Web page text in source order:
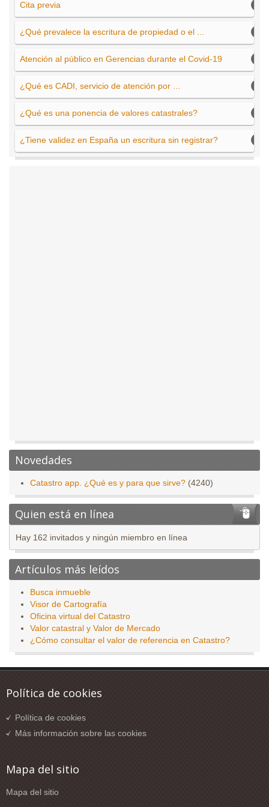
Cita previa
¿Qué prevalece la escritura de propiedad o el ...
Atención al público en Gerencias durante el Covid-19
¿Qué es CADI, servicio de atención por ...
¿Qué es una ponencia de valores catastrales?
¿Tiene validez en España un escritura sin registrar?
Novedades
Catastro app. ¿Qué es y para que sirve? (4240)
Quien está en línea
Hay 162 invitados y ningún miembro en línea
Artículos más leídos
Busca inmueble
Visor de Cartografía
Oficina virtual del Catastro
Valor catastral y Valor de Mercado
¿Cómo consultar el valor de referencia en Catastro?
Política de cookies
Política de cookies
Más información sobre las cookies
Mapa del sitio
Mapa del sitio